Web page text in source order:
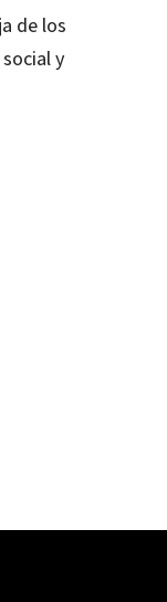
de los
y